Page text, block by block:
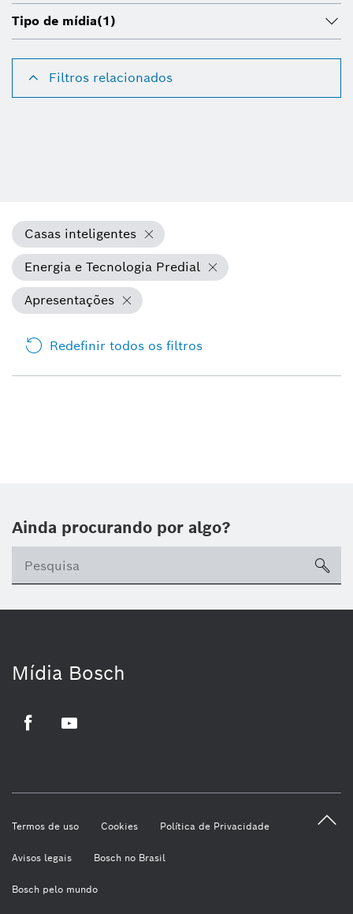
Tipo de mídia(1)
Filtros relacionados
Casas inteligentes
Energia e Tecnologia Predial
Apresentações
Redefinir todos os filtros
Ainda procurando por algo?
Mídia Bosch
Termos de uso Cookies Política de Privacidade
Avisos legais Bosch no Brasil
Bosch pelo mundo